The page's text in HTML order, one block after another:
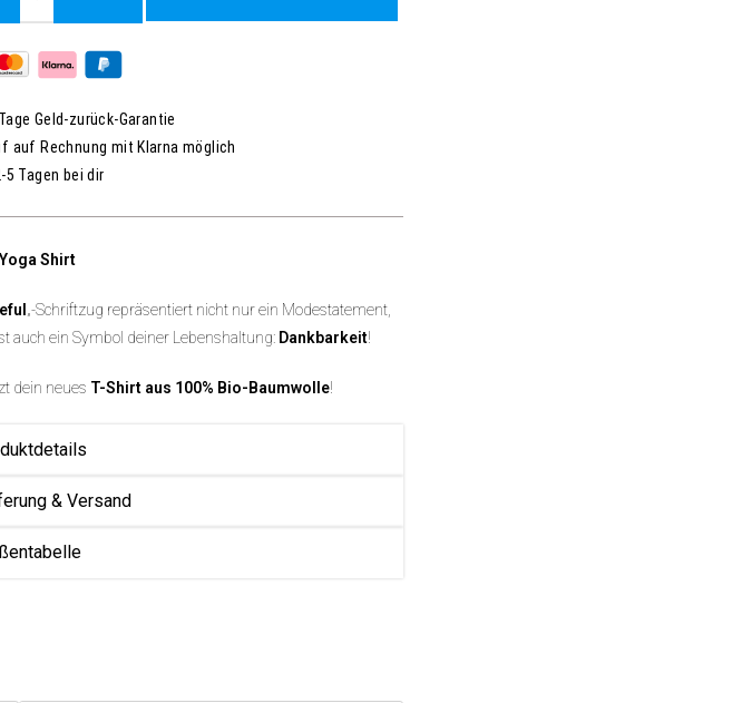
Geld-zurück-Garantie
auf Rechnung mit Klarna möglich
5 Tagen bei dir
Shirt
„-Schriftzug repräsentiert nicht nur ein Modestatement,
auch ein Symbol deiner Lebenshaltung: Dankbarkeit!
dein neues T-Shirt aus 100% Bio-Baumwolle!
& Versand